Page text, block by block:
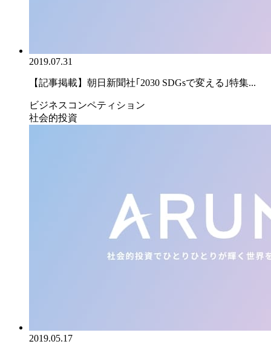
2019.07.31
【記事掲載】朝日新聞社｢2030 SDGsで変える｣特集...
ビジネスコンペティション
社会的投資
2019.05.17